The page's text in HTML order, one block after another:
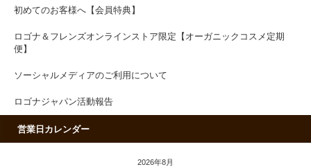
初めてのお客様へ【会員特典】
ロゴナ＆フレンズオンラインストア限定【オーガニックコスメ定期
便】
ソーシャルメディアのご利用について
ロゴナジャパン活動報告
営業日カレンダー
2026年8月